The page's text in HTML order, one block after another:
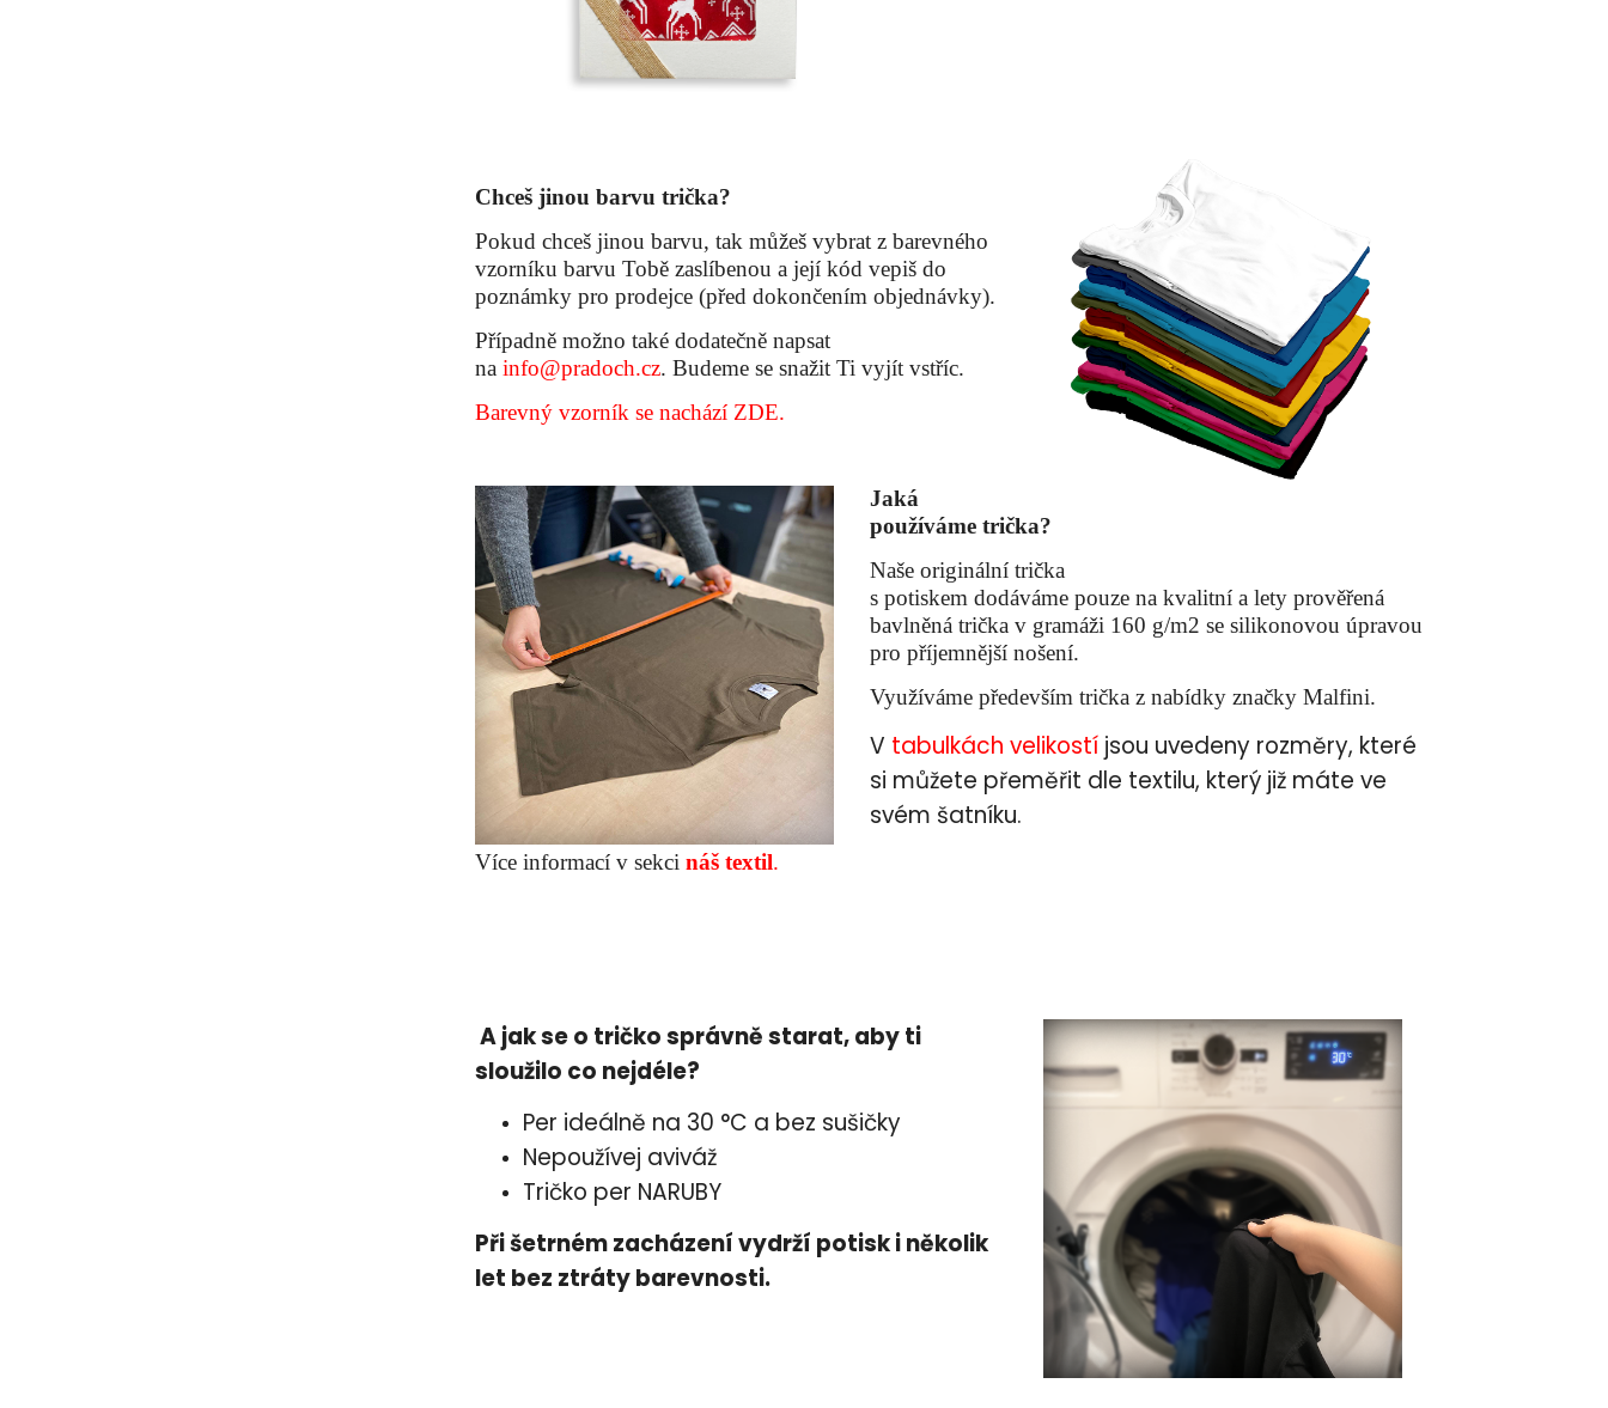
Chceš jinou barvu trička?
Pokud chceš jinou barvu, tak můžeš vybrat z barevného
vzorníku barvu Tobě zaslíbenou a její kód vepiš do
poznámky pro prodejce (před dokončením objednávky).
Případně možno také dodatečně napsat
na info@pradoch.cz. Budeme se snažit Ti vyjít vstříc.
Barevný vzorník se nachází ZDE.
Jaká
používáme trička?
Naše originální trička
s potiskem dodáváme pouze na kvalitní a lety prověřená
bavlněná trička v gramáži 160 g/m2 se silikonovou úpravou
pro příjemnější nošení.
Využíváme především trička z nabídky značky Malfini.
V tabulkách velikostí jsou uvedeny rozměry, které
si můžete přeměřit dle textilu, který již máte ve
svém šatníku.
Více informací v sekci náš textil.
A jak se o tričko správně starat, aby ti
sloužilo co nejdéle?
Per ideálně na 30 °C a bez sušičky
Nepoužívej aviváž
Tričko per NARUBY
Při šetrném zacházení vydrží potisk i několik
let bez ztráty barevnosti.